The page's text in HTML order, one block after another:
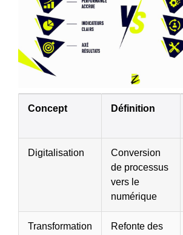
Concept Définition
Digitalisation
Conversion
de processus
vers le
numérique
Transformation
Refonte des